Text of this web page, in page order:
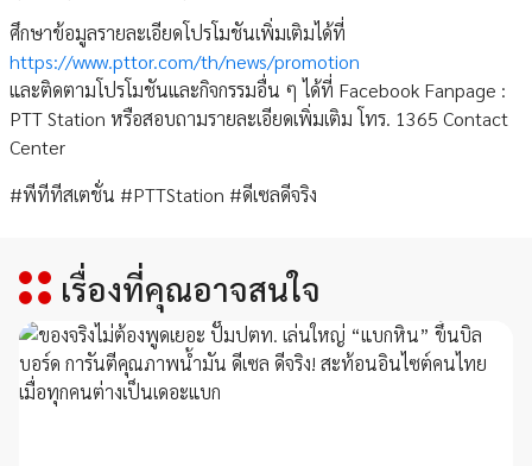
ศึกษาข้อมูลรายละเอียดโปรโมชันเพิ่มเติมได้ที่
https://www.pttor.com/th/news/promotion
และติดตามโปรโมชันและกิจกรรมอื่น ๆ ได้ที่ Facebook Fanpage :
PTT Station หรือสอบถามรายละเอียดเพิ่มเติม โทร. 1365 Contact
Center
#พีทีทีสเตชั่น #PTTStation #ดีเซลดีจริง
เรื่องที่คุณอาจสนใจ